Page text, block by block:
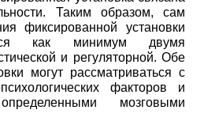
Таким образом, сам
фиксированной установки
как минимум двумя
и регуляторной. Обе
могут рассматриваться с
факторов и
мозговыми